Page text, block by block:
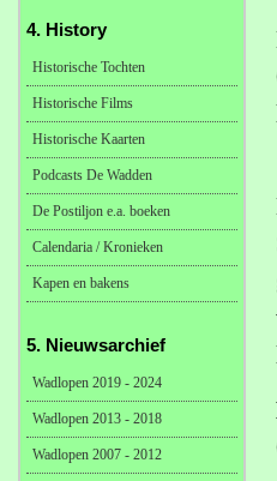
4. History
Historische Tochten
Historische Films
Historische Kaarten
Podcasts De Wadden
De Postiljon e.a. boeken
Calendaria / Kronieken
Kapen en bakens
5. Nieuwsarchief
Wadlopen 2019 - 2024
Wadlopen 2013 - 2018
Wadlopen 2007 - 2012